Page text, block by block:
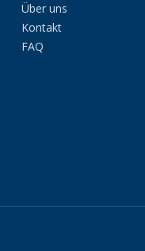
Über uns
Kontakt
FAQ